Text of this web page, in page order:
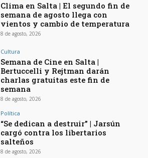
Clima en Salta | El segundo fin de
semana de agosto llega con
vientos y cambio de temperatura
8 de agosto, 2026
Cultura
Semana de Cine en Salta |
Bertuccelli y Rejtman darán
charlas gratuitas este fin de
semana
8 de agosto, 2026
Política
“Se dedican a destruir” | Jarsún
cargó contra los libertarios
salteños
8 de agosto, 2026